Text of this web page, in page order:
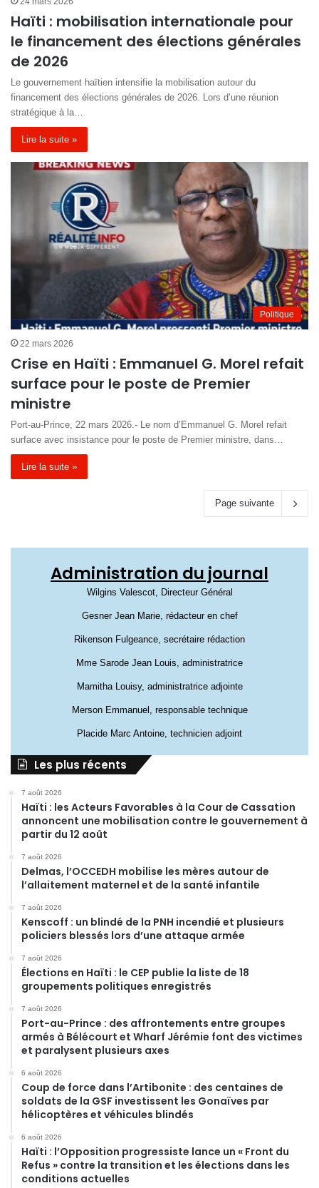
Haïti : mobilisation internationale pour
le financement des élections générales
de 2026
Le gouvernement haïtien intensifie la mobilisation autour du
financement des élections générales de 2026. Lors d’une réunion
stratégique à la…
Lire la suite »
Politique
22 mars 2026
Crise en Haïti : Emmanuel G. Morel refait
surface pour le poste de Premier
ministre
Port-au-Prince, 22 mars 2026.- Le nom d’Emmanuel G. Morel refait
surface avec insistance pour le poste de Premier ministre, dans…
Lire la suite »
Page suivante
Administration du journal
Wilgins Valescot, Directeur Général
Gesner Jean Marie, rédacteur en chef
Rikenson Fulgeance, secrétaire rédaction
Mme Sarode Jean Louis, administratrice
Mamitha Louisy, administratrice adjointe
Merson Emmanuel, responsable technique
Placide Marc Antoine, technicien adjoint
Les plus récents
7 août 2026
Haïti : les Acteurs Favorables à la Cour de Cassation
annoncent une mobilisation contre le gouvernement à
partir du 12 août
7 août 2026
Delmas, l’OCCEDH mobilise les mères autour de
l’allaitement maternel et de la santé infantile
7 août 2026
Kenscoff : un blindé de la PNH incendié et plusieurs
policiers blessés lors d’une attaque armée
7 août 2026
Élections en Haïti : le CEP publie la liste de 18
groupements politiques enregistrés
7 août 2026
Port-au-Prince : des affrontements entre groupes
armés à Bélécourt et Wharf Jérémie font des victimes
et paralysent plusieurs axes
6 août 2026
Coup de force dans l’Artibonite : des centaines de
soldats de la GSF investissent les Gonaïves par
hélicoptères et véhicules blindés
6 août 2026
Haïti : l’Opposition progressiste lance un « Front du
Refus » contre la transition et les élections dans les
conditions actuelles